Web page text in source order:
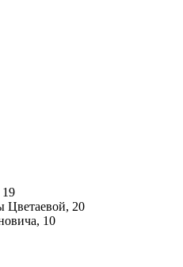
19
Цветаевой, 20
10